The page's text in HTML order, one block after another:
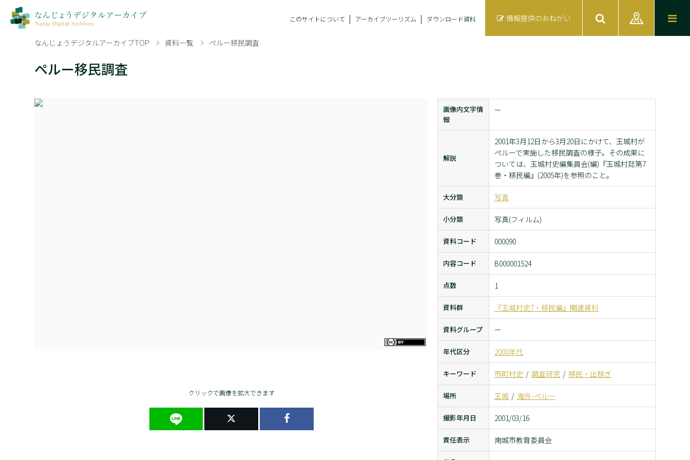
このサイトについて アーカイブツーリズム ダウンロード資料 情報提供のおねがい
なんじょうデジタルアーカイブTOP 資料一覧 ペルー移民調査
ペルー移民調査
クリックで画像を拡大できます
画像内文字情
報
ー
解説
2001年3月12日から3月20日にかけて、玉城村が
ペルーで実施した移民調査の様子。その成果に
ついては、玉城村史編集員会(編)『玉城村誌第7
巻・移民編』(2005年)を参照のこと。
大分類 写真
小分類 写真(フィルム)
資料コード 000090
内容コード B000001524
点数 1
資料群 『玉城村史7・移民編』関連資料
資料グループ ー
年代区分 2000年代
キーワード 市町村史 調査研究 移民・出稼ぎ
場所 玉城 海外-ペルー
撮影年月日 2001/03/16
責任表示 南城市教育委員会